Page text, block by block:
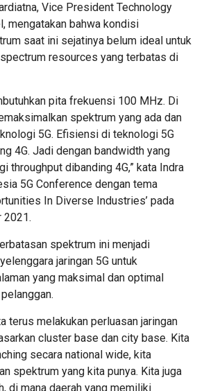
Vice President Technology
mengatakan bahwa kondisi
saat ini sejatinya belum ideal untuk
spectrum resources yang terbatas di
pita frekuensi 100 MHz. Di
spektrum yang ada dan
5G. Efisiensi di teknologi 5G
4G. Jadi dengan bandwidth yang
throughput dibanding 4G,” kata Indra
5G Conference dengan tema
In Diverse Industries’ pada
2021.
spektrum ini menjadi
jaringan 5G untuk
yang maksimal dan optimal
terus melakukan perluasan jaringan
cluster base dan city base. Kita
secara national wide, kita
spektrum yang kita punya. Kita juga
di mana daerah yang memiliki